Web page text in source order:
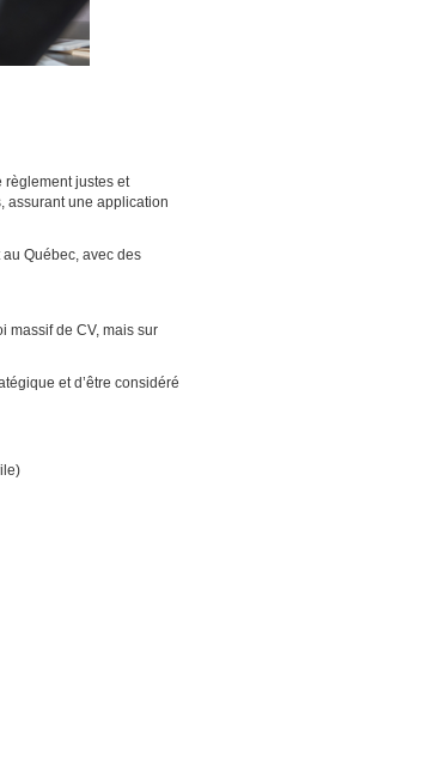
règlement justes et
assurant une application
Québec, avec des
massif de CV, mais sur
et d’être considéré